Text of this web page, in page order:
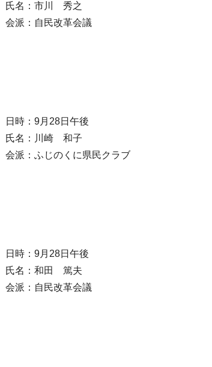
氏名：市川 秀之
会派：自民改革会議
日時：9月28日午後
氏名：川崎 和子
会派：ふじのくに県民クラブ
日時：9月28日午後
氏名：和田 篤夫
会派：自民改革会議